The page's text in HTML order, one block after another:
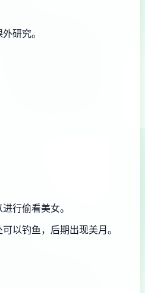
研究。
行偷看美女。
以钓鱼，后期出现美月。